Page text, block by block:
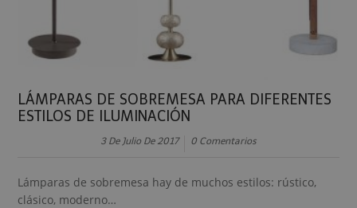
LÁMPARAS DE SOBREMESA PARA DIFERENTES
ESTILOS DE ILUMINACIÓN
3 De Julio De 2017 0 Comentarios
Lámparas de sobremesa hay de muchos estilos: rústico,
clásico, moderno…